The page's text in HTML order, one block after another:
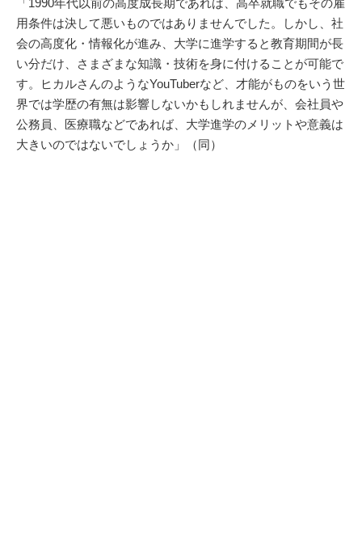
「1990年代以前の高度成長期であれば、高卒就職でもその雇
用条件は決して悪いものではありませんでした。しかし、社
会の高度化・情報化が進み、大学に進学すると教育期間が長
い分だけ、さまざまな知識・技術を身に付けることが可能で
す。ヒカルさんのようなYouTuberなど、才能がものをいう世
界では学歴の有無は影響しないかもしれませんが、会社員や
公務員、医療職などであれば、大学進学のメリットや意義は
大きいのではないでしょうか」（同）